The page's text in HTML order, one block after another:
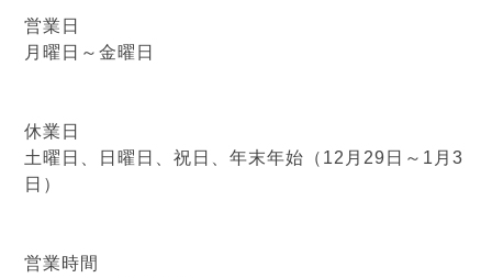
営業日
月曜日～金曜日
休業日
土曜日、日曜日、祝日、年末年始（12月29日～1月3
日）
営業時間